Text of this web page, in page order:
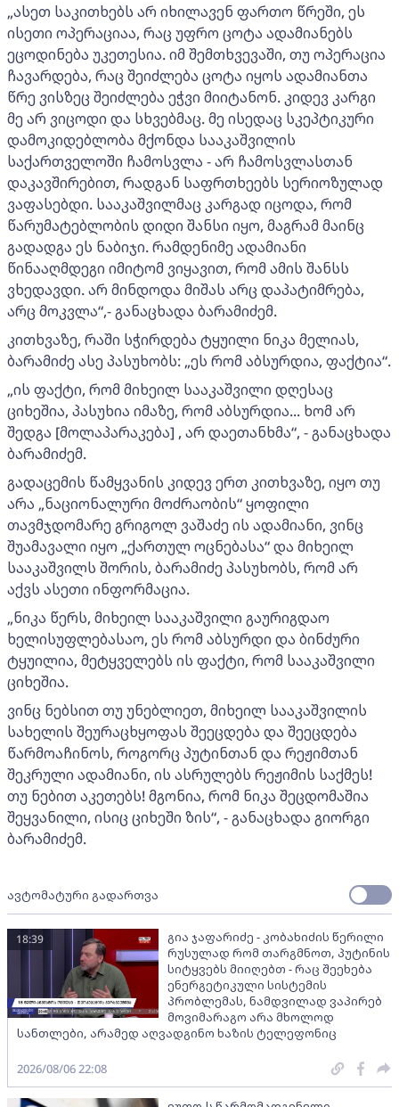
„ასეთ საკითხებს არ იხილავენ ფართო წრეში, ეს
ისეთი ოპერაციაა, რაც უფრო ცოტა ადამიანებს
ეცოდინება უკეთესია. იმ შემთხვევაში, თუ ოპერაცია
ჩავარდება, რაც შეიძლება ცოტა იყოს ადამიანთა
წრე ვისზეც შეიძლება ეჭვი მიიტანონ. კიდევ კარგი
მე არ ვიცოდი და სხვებმაც. მე ისედაც სკეპტიკური
დამოკიდებლობა მქონდა სააკაშვილის
საქართველოში ჩამოსვლა - არ ჩამოსვლასთან
დაკავშირებით, რადგან საფრთხეებს სერიოზულად
ვაფასებდი. სააკაშვილმაც კარგად იცოდა, რომ
წარუმატებლობის დიდი შანსი იყო, მაგრამ მაინც
გადადგა ეს ნაბიჯი. რამდენიმე ადამიანი
წინააღმდეგი იმიტომ ვიყავით, რომ ამის შანსს
ვხედავდი. არ მინდოდა მიშას არც დაპატიმრება,
არც მოკვლა“,- განაცხადა ბარამიძემ.
კითხვაზე, რაში სჭირდება ტყუილი ნიკა მელიას,
ბარამიძე ასე პასუხობს: „ეს რომ აბსურდია, ფაქტია“.
„ის ფაქტი, რომ მიხეილ სააკაშვილი დღესაც
ციხეშია, პასუხია იმაზე, რომ აბსურდია... ხომ არ
შედგა [მოლაპარაკება] , არ დაეთანხმა“, - განაცხადა
ბარამიძემ.
გადაცემის წამყვანის კიდევ ერთ კითხვაზე, იყო თუ
არა „ნაციონალური მოძრაობის“ ყოფილი
თავმჯდომარე გრიგოლ ვაშაძე ის ადამიანი, ვინც
შუამავალი იყო „ქართულ ოცნებასა“ და მიხეილ
სააკაშვილს შორის, ბარამიძე პასუხობს, რომ არ
აქვს ასეთი ინფორმაცია.
„ნიკა წერს, მიხეილ სააკაშვილი გაურიგდაო
ხელისუფლებასაო, ეს რომ აბსურდი და ბინძური
ტყუილია, მეტყველებს ის ფაქტი, რომ სააკაშვილი
ციხეშია.
ვინც ნებსით თუ უნებლიეთ, მიხეილ სააკაშვილის
სახელის შეურაცხყოფას შეეცდება და შეეცდება
წარმოაჩინოს, როგორც პუტინთან და რეჟიმთან
შეკრული ადამიანი, ის ასრულებს რეჟიმის საქმეს!
თუ ნებით აკეთებს! მგონია, რომ ნიკა შეცდომაშია
შეყვანილი, ისიც ციხეში ზის“, - განაცხადა გიორგი
ბარამიძემ.
ავტომატური გადართვა
გია ჯაფარიძე - კობახიძის წერილი
რუსულად რომ თარგმნოთ, პუტინის
სიტყვებს მიიღებთ - რაც შეეხება
ენერგეტიკული სისტემის
პრობლემას, ნამდვილად ვაპირებ
მოვიმარაგო არა მხოლოდ
სანთლები, არამედ აღვადგინო ხაზის ტელეფონიც
18:39
2026/08/06 22:08